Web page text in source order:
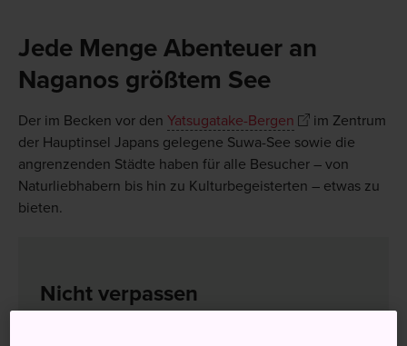
Jede Menge Abenteuer an
Naganos größtem See
Der im Becken vor den Yatsugatake-Bergen
im Zentrum
der Hauptinsel Japans gelegene Suwa-See sowie die
angrenzenden Städte haben für alle Besucher – von
Naturliebhabern bis hin zu Kulturbegeisterten – etwas zu
bieten.
Nicht verpassen